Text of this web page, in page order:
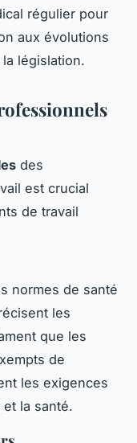
régulier pour
aux évolutions
législation.
des
est crucial
de travail
normes de santé
les
que les
de
les exigences
la santé.